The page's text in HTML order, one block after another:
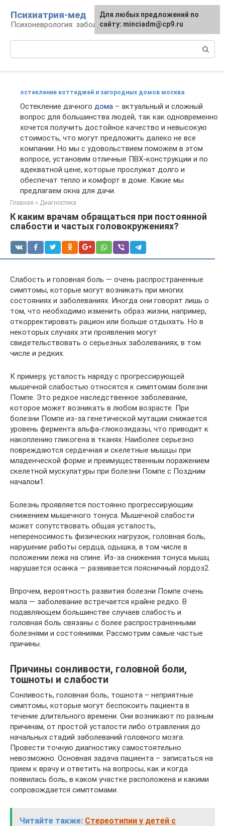
контенту
Психиатрия-мед
Психоневрология: заболевания и терапия
остекление коттеджей и загородных домов москва
Остекление дачного дома – актуальный и сложный
вопрос для большинства людей, так как одновременно
хочется получить достойное качество и невысокую
стоимость, что могут предложить далеко не все
компании. Но мы с удовольствием поможем в этом
вопросе, установим отличные ПВХ-конструкции и по
адекватной цене, которые прослужат долго и
обеспечат тепло и комфорт в доме. Какие мы
предлагаем окна для дачи.
Главная » Диагностика
К каким врачам обращаться при постоянной
слабости и частых головокружениях?
Слабость и головная боль — очень распространенные
симптомы, которые могут возникать при многих
состояниях и заболеваниях. Иногда они говорят лишь о
том, что необходимо изменить образ жизни, например,
откорректировать рацион или больше отдыхать. Но в
некоторых случаях эти проявления могут
свидетельствовать о серьезных заболеваниях, в том
числе и редких.
К примеру, усталость наряду с прогрессирующей
мышечной слабостью относятся к симптомам болезни
Помпе. Это редкое наследственное заболевание,
которое может возникать в любом возрасте. При
болезни Помпе из-за генетической мутации снижается
уровень фермента альфа-глюкозидазы, что приводит к
накоплению гликогена в тканях. Наиболее серьезно
повреждаются сердечная и скелетные мышцы при
младенческой форме и преимущественным поражением
скелетной мускулатуры при болезни Помпе с Поздним
началом1.
Болезнь проявляется постоянно прогрессирующим
снижением мышечного тонуса. Мышечной слабости
может сопутствовать общая усталость,
непереносимость физических нагрузок, головная боль,
нарушение работы сердца, одышка, в том числе в
положении лежа на спине. Из-за снижения тонуса мышц
нарушается осанка — развивается поясничный лордоз2.
Впрочем, вероятность развития болезни Помпе очень
мала — заболевание встречается крайне редко. В
подавляющем большинстве случаев слабость и
головная боль связаны с более распространенными
болезнями и состояниями. Рассмотрим самые частые
причины.
Причины сонливости, головной боли,
тошноты и слабости
Сонливость, головная боль, тошнота – неприятные
симптомы, которые могут беспокоить пациента в
течение длительного времени. Они возникают по разным
причинам, от простой усталости либо отравления до
начальных стадий заболеваний головного мозга.
Провести точную диагностику самостоятельно
невозможно. Основная задача пациента – записаться на
прием к врачу и ответить на вопросы, как и когда
появилась боль, в каком участке расположена и какими
сопровождается симптомами.
Читайте также: Стереотипии у детей с
Для любых предложений по
сайту: minciadm@cp9.ru